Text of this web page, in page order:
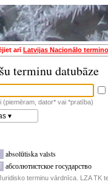
arīLatvijas Nacionālo
terminu datubāze
(piemēram, dator* vai *pratība)
▾
absolūtiska valsts
абсолютистское государство
terminu vārdnīca. LZA TK